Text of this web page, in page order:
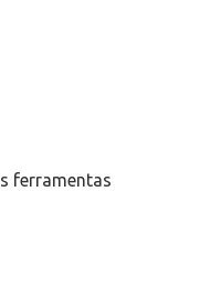
ferramentas